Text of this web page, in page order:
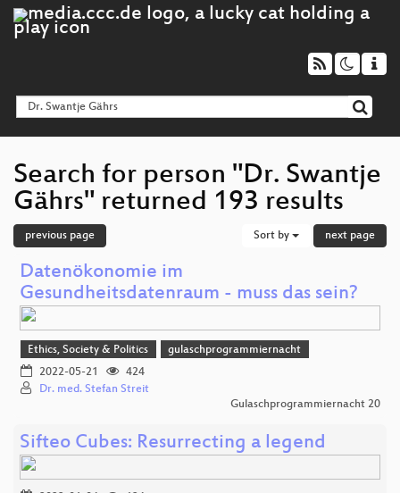
Search for person "Dr. Swantje
Gährs" returned 193 results
previous page Sort by next page
Datenökonomie im
Gesundheitsdatenraum - muss das sein?
Ethics, Society & Politics
gulaschprogrammiernacht
2022-05-21
424
Dr. med. Stefan Streit
Gulaschprogrammiernacht 20
Sifteo Cubes: Resurrecting a legend